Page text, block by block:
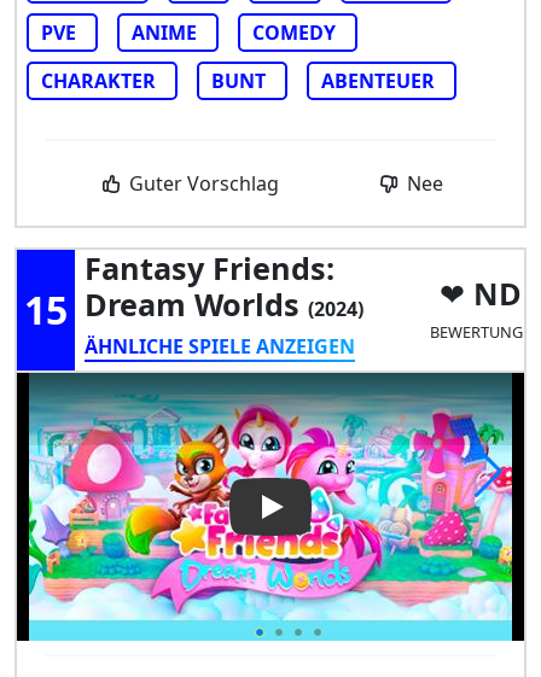
PVE
ANIME
COMEDY
CHARAKTER
BUNT ABENTEUER
Guter Vorschlag Nee
15
Fantasy Friends:
Dream Worlds (2024)
ÄHNLICHE SPIELE ANZEIGEN
ND
BEWERTUNG
Play Video: Fantasy Friends: